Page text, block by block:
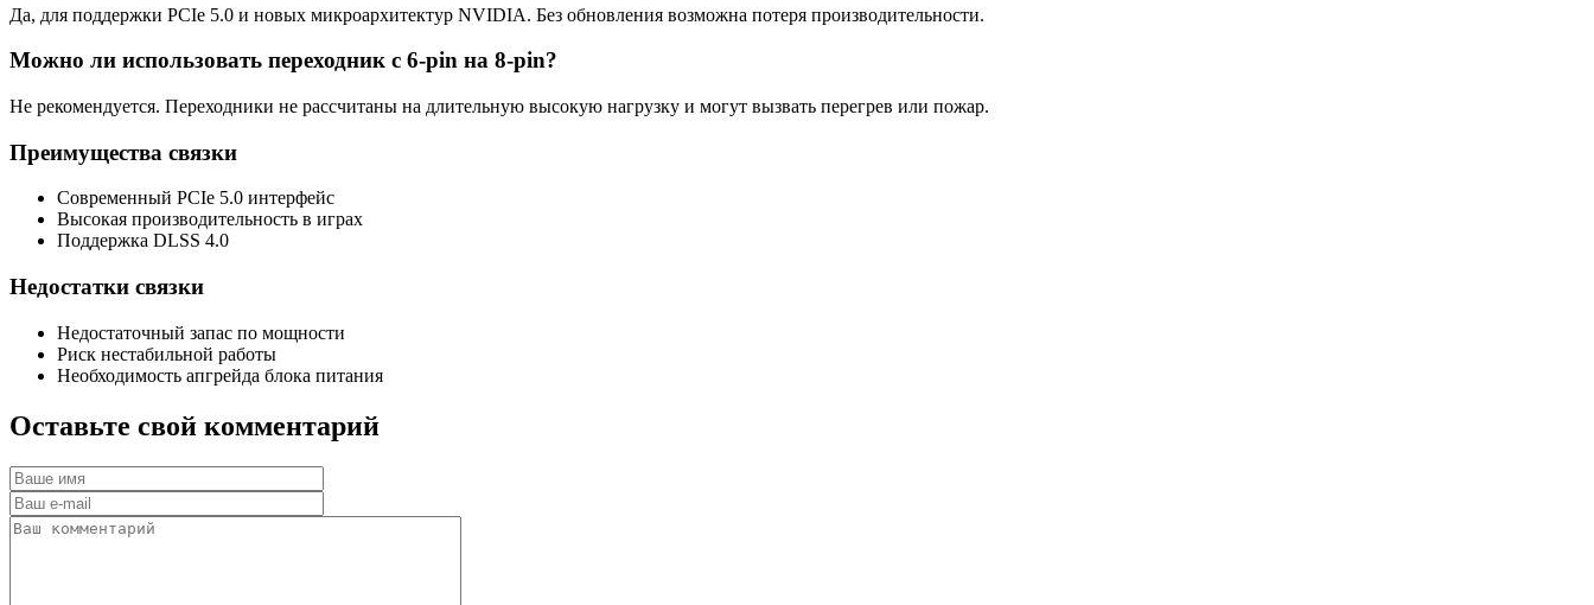
Да, для поддержки PCIe 5.0 и новых микроархитектур NVIDIA. Без обновления возможна потеря производительности.
Можно ли использовать переходник с 6-pin на 8-pin?
Не рекомендуется. Переходники не рассчитаны на длительную высокую нагрузку и могут вызвать перегрев или пожар.
Преимущества связки
Современный PCIe 5.0 интерфейс
Высокая производительность в играх
Поддержка DLSS 4.0
Недостатки связки
Недостаточный запас по мощности
Риск нестабильной работы
Необходимость апгрейда блока питания
Оставьте свой комментарий